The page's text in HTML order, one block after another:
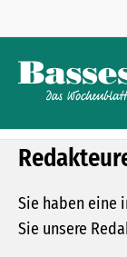
Sie haben eine
Sie unsere